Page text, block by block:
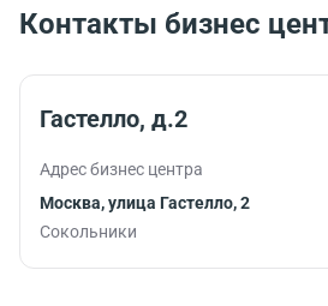
комфортной
Контакты бизнес
Гастелло, д.2
Адрес бизнес центра
Москва, улица Гастелло, 2
Сокольники